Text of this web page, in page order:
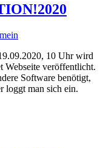
10 Uhr wird
Webseite veröffentlicht.
Software benötigt,
loggt man sich ein.